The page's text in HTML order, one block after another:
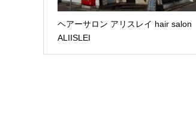
ヘアーサロン アリスレイ hair salon
ALIISLEI